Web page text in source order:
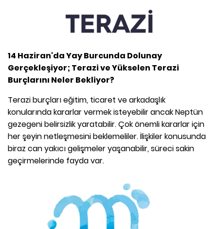
14 Haziran'da Yay Burcunda Dolunay
Gerçekleşiyor; Terazi ve Yükselen Terazi
Burçlarını Neler Bekliyor?
Terazi burçları eğitim, ticaret ve arkadaşlık
konularında kararlar vermek isteyebilir ancak Neptün
gezegeni belirsizlik yaratabilir. Çok önemli kararlar için
her şeyin netleşmesini beklemeliler. İlişkiler konusunda
biraz can yakıcı gelişmeler yaşanabilir, süreci sakin
geçirmelerinde fayda var.